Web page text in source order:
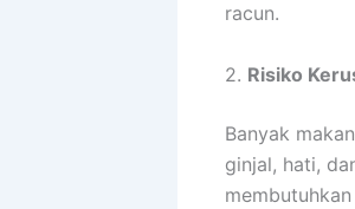
racun.
2. Risiko
Banyak
ginjal, hati,